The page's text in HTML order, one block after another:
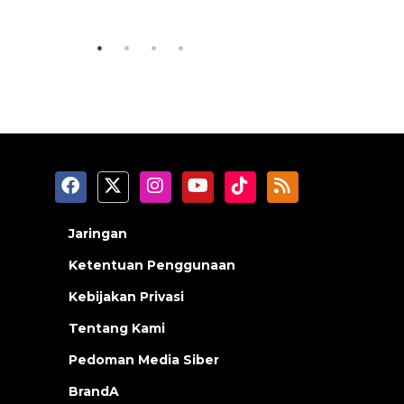
Jaringan
Ketentuan Penggunaan
Kebijakan Privasi
Tentang Kami
Pedoman Media Siber
BrandA